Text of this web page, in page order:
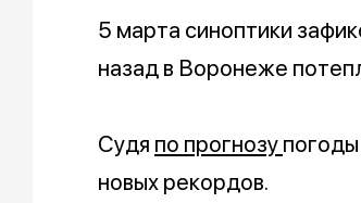
5 марта синоптики
назад в Воронеже
Судя по прогнозу
новых рекордов.